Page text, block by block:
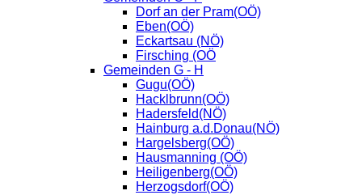
Dorf an der Pram(OÖ)
Eben(OÖ)
Eckartsau (NÖ)
Firsching (OÖ
Gemeinden G - H
Gugu(OÖ)
Hacklbrunn(OÖ)
Hadersfeld(NÖ)
Hainburg a.d.Donau(NÖ)
Hargelsberg(OÖ)
Hausmanning (OÖ)
Heiligenberg(OÖ)
Herzogsdorf(OÖ)